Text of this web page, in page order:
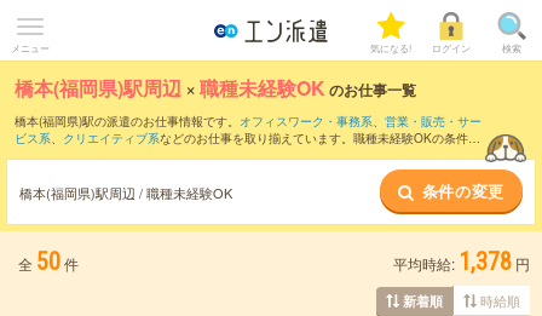
メニュー 気になる! ログイン 検索
橋本(福岡県)駅周辺 ×職種未経験OK のお仕事一覧
橋本(福岡県)駅の派遣のお仕事情報です。 オフィスワーク・事務系、 営業・販売・サー
ビス系、 クリエイティブ系などのお仕事を取り揃えています。職種未経験OKの条件の
橋本(福岡県)駅周辺 / 職種未経験OK 条件の変更
全 50件 平均時給: 1,378 円
新着順 時給順